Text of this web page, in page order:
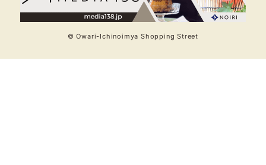
© Owari-Ichinoimya Shopping Street